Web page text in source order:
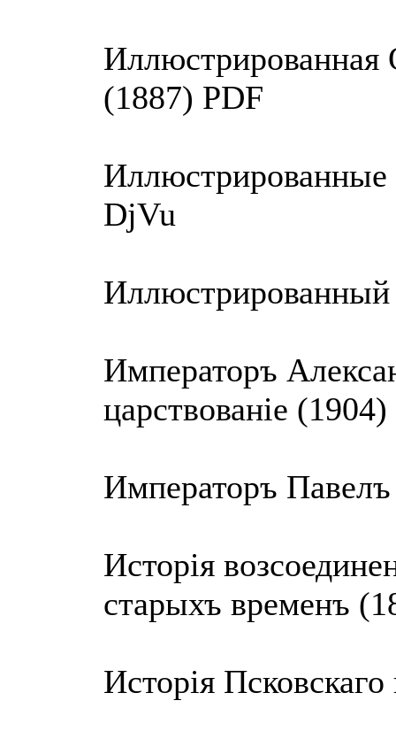
Иллюстрированная
(1887) PDF
Иллюстрированные
DjVu
Императоръ
царствованiе
Императоръ
Исторiя
cтарыхъ временъ
Исторiя